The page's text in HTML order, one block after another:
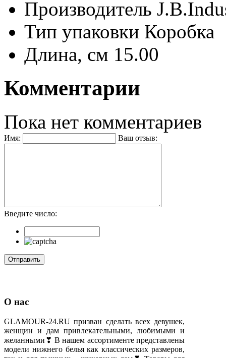
Производитель
Тип упаковки Коробка
Длина, см 15.00
Комментарии
Пока нет комментариев
Имя: Ваш отзыв:
Введите число:
О нас
GLAMOUR-24.RU призван сделать всех девушек,
женщин и дам привлекательными, любимыми и
желанными❣ В нашем ассортименте представлены
модели нижнего белья как классических размеров,